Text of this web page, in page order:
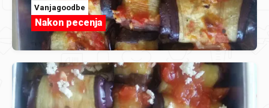
Vanjagoodbe
Nakon pecenja